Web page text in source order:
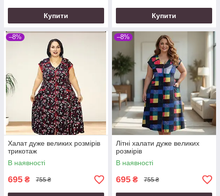
Купити Купити
–8%
Халат дуже великих розмірів
трикотаж
В наявності
695 ₴ 755 ₴
–8%
Літні халати дуже великих
розмірів
В наявності
695 ₴ 755 ₴